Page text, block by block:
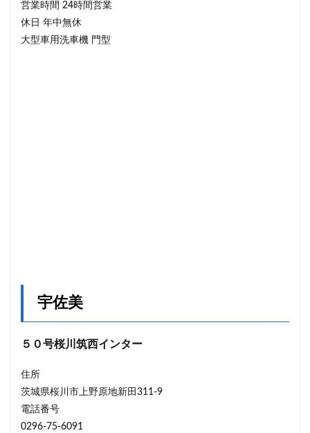
営業時間 24時間営業
休日 年中無休
大型車用洗車機 門型
宇佐美
５０号桜川筑西インター
住所
茨城県桜川市上野原地新田311-9
電話番号
0296-75-6091